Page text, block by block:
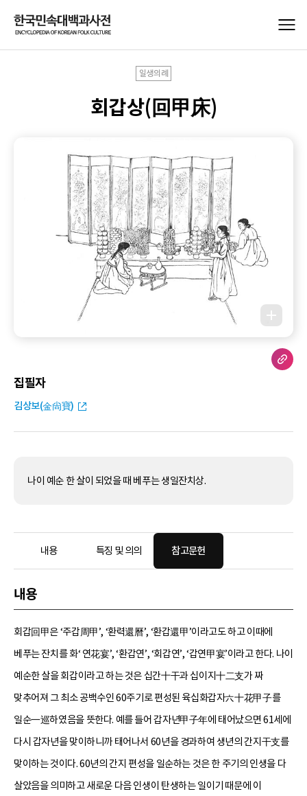
일생의례
회갑상(回甲床)
집필자
김상보(金尙寶)
나이 예순 한 살이 되었을 때 베푸는 생일잔치상.
내용 특징 및 의의 참고문헌
내용
회갑回甲은 ‘주갑周甲’, ‘환력還曆’, ‘환갑還甲’이라고도 하고 이때에
베푸는 잔치를 화‘ 연花宴’, ‘환갑연’, ‘회갑연’, ‘갑연甲宴’이라고 한다. 나이
예순한 살을 회갑이라고 하는 것은 십간十干과 십이지十二支가 짜
맞추어져 그 최소 공백수인 60주기로 편성된 육십화갑자六十花甲子를
일순一巡하였음을 뜻한다. 예를 들어 갑자년甲子年에 태어났으면 61세에
다시 갑자년을 맞이하니까 태어나서 60년을 경과하여 생년의 간지干支를
맞이하는 것이다. 60년의 간지 편성을 일순하는 것은 한 주기의 인생을 다
살았음을 의미하고 새로운 다음 인생이 탄생하는 일이기 때문에 이